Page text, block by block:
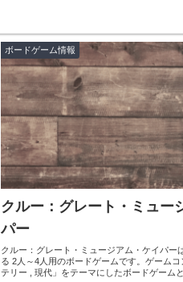
ボードゲーム情報
クルー：グレート・ミュー
パー
クルー：グレート・ミュージアム・ケイパー
る 2人～4人用のボードゲームです。ゲームコ
テリー , 現代」をテーマにしたボードゲーム